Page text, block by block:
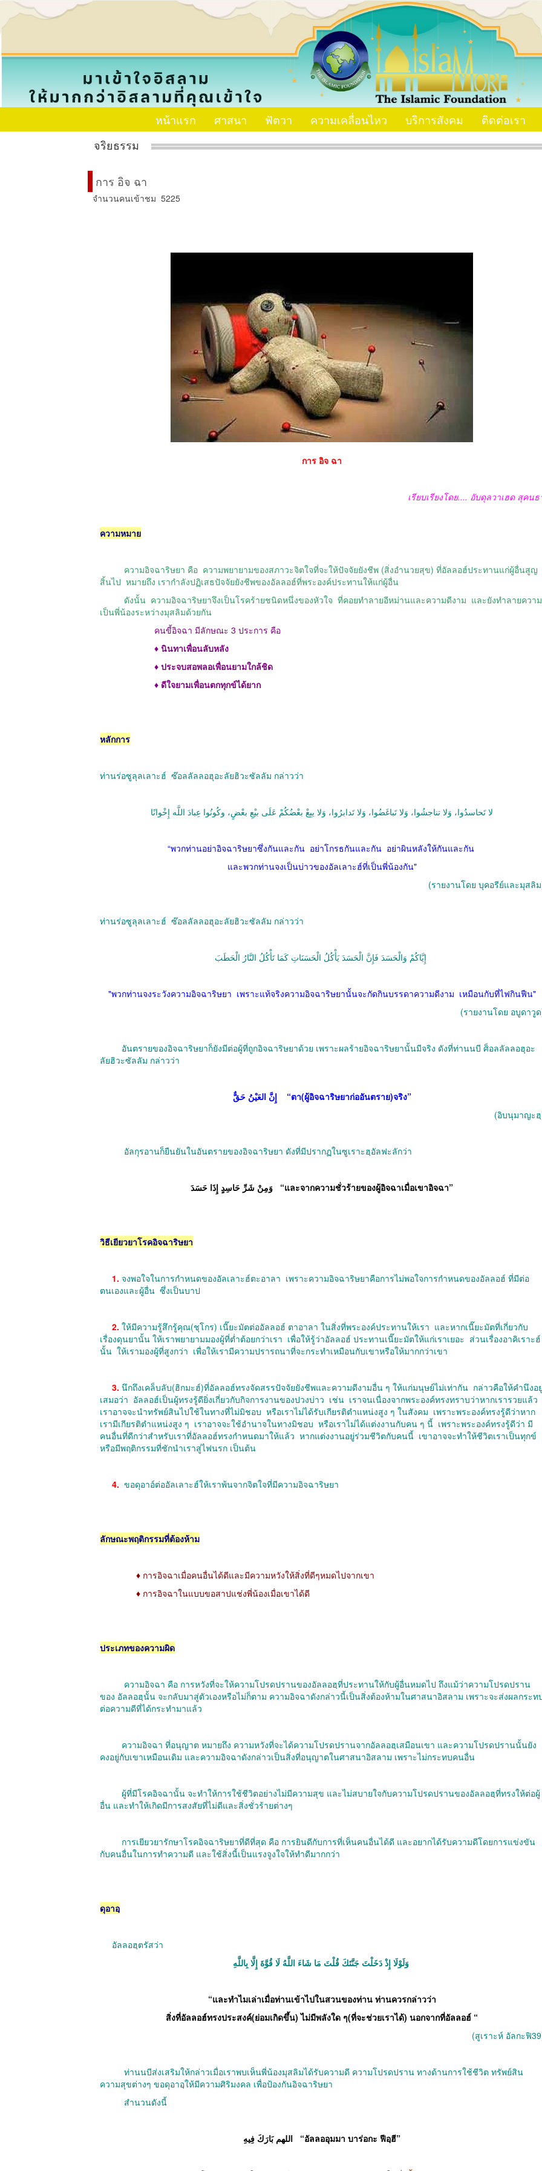
หน้าแรก ศาสนา ฟัตวา ความเคลื่อนไหว บริการสังคม
ติดต่อเรา
จริยธรรม
การ อิจ ฉา
จำนวนคนเข้าชม 5225
การ อิจ ฉา
เรียบเรียงโดย.... อับดุลวาเฮด สุคนธ
ความหมาย
ความอิจฉาริษยา คือ ความพยายามของสภาวะจิตใจที่จะให้ปัจจัยยังชีพ (สิ่งอำนวยสุข) ที่อัลลอฮ์ประทานแก่ผู้อื่นสูญ
สิ้นไป หมายถึง เรากำลังปฏิเสธปัจจัยยังชีพของอัลลอฮ์ที่พระองค์ประทานให้แก่ผู้อื่น
ดังนั้น ความอิจฉาริษยาจึงเป็นโรคร้ายชนิดหนึ่งของหัวใจ ที่คอยทำลายอีหม่านและความดีงาม และยังทำลายความ
เป็นพี่น้องระหว่างมุสลิมด้วยกัน
คนขี้อิจฉา มีลักษณะ 3 ประการ คือ
♦ นินทาเพื่อนลับหลัง
♦ ประจบสอพลอเพื่อนยามใกล้ชิด
♦ ดีใจยามเพื่อนตกทุกข์ได้ยาก
หลักการ
ท่านร่อซูลุลเลาะฮ์ ซ๊อลลัลลอฮุอะลัยฮิวะซัลลัม กล่าวว่า
لا تَحاسدُوا، وَلا تناجشُوا، وَلا تَباغَضُوا، وَلا تَدابرُوا، وَلا يبِعْ بعْضُكُمْ عَلَى بيْعِ بعْضٍ، وكُونُوا عِبادَ اللَّه إِخْوانًا
“พวกท่านอย่าอิจฉาริษยาซึ่งกันและกัน อย่าโกรธกันและกัน อย่าผินหลังให้กันและกัน
และพวกท่านจงเป็นบ่าวของอัลเลาะฮ์ที่เป็นพี่น้องกัน"
(รายงานโดย บุคอรีย์และมุสลิม
ท่านร่อซูลุลเลาะฮ์ ซ๊อลลัลลอฮุอะลัยฮิวะซัลลัม กล่าวว่า
إِيَّاكُمْ وَالْحَسَدَ فَإِنَّ الْحَسَدَ يَأْكُلُ الْحَسَنَاتِ كَمَا تَأْكُلُ النَّارُ الْحَطَبَ
"พวกท่านจงระวังความอิจฉาริษยา เพราะแท้จริงความอิจฉาริษยานั้นจะกัดกินบรรดาความดีงาม เหมือนกับที่ไฟกินฟืน"
(รายงานโดย อบูดาวูด
อันตรายของอิจฉาริษยาก็ยังมีต่อผู้ที่ถูกอิจฉาริษยาด้วย เพราะผลร้ายอิจฉาริษยานั้นมีจริง ดังที่ท่านนบี ศ็อลลัลลอฮุอะ
ลัยฮิวะซัลลัม กล่าวว่า
إِنَّ العَيْنُ حَقٌّ “ตา(ผู้อิจฉาริษยาก่ออันตราย)จริง”
(อิบนุมาญะฮฺ
อัลกุรอานก็ยืนยันในอันตรายของอิจฉาริษยา ดังที่มีปรากฏในซูเราะฮฺอัลฟะลักว่า
وَمِنْ شَرِّ حَاسِدٍ إِذَا حَسَدَ “และจากความชั่วร้ายของผู้อิจฉาเมื่อเขาอิจฉา”
วิธีเยียวยาโรคอิจฉาริษยา
1. จงพอใจในการกำหนดของอัลเลาะฮ์ตะอาลา เพราะความอิจฉาริษยาคือการไม่พอใจการกำหนดของอัลลอฮ์ ที่มีต่อ
ตนเองและผู้อื่น ซึ่งเป็นบาป
2. ให้มีความรู้สึกรู้คุณ(ชุโกร) เนี๊ยะมัตต่ออัลลอฮ์ ตาอาลา ในสิ่งที่พระองค์ประทานให้เรา และหากเนี๊ยะมัตที่เกี่ยวกับ
เรื่องดุนยานั้น ให้เราพยายามมองผู้ที่ต่ำต้อยกว่าเรา เพื่อให้รู้ว่าอัลลอฮ์ ประทานเนี๊ยะมัตให้แก่เราเยอะ ส่วนเรื่องอาคิเราะฮ์
นั้น ให้เรามองผู้ที่สูงกว่า เพื่อให้เรามีความปรารถนาที่จะกระทำเหมือนกับเขาหรือให้มากกว่าเขา
3. นึกถึงเคล็บลับ(ฮิกมะฮ์)ที่อัลลอฮ์ทรงจัดสรรปัจจัยยังชีพและความดีงามอื่น ๆ ให้แก่มนุษย์ไม่เท่ากัน กล่าวคือให้คำนึงอ
เสมอว่า อัลลอฮ์เป็นผู้ทรงรู้ดียิ่งเกี่ยวกับกิจการงานของปวงบ่าว เช่น เราจนเนื่องจากพระองค์ทรงทราบว่าหากเรารวยแล้ว
เราอาจจะนำทรัพย์สินไปใช้ในทางที่ไม่มิชอบ หรือเราไม่ได้รับเกียรติตำแหน่งสูง ๆ ในสังคม เพราะพระองค์ทรงรู้ดีว่าหาก
เรามีเกียรติตำแหน่งสูง ๆ เราอาจจะใช้อำนาจในทางมิชอบ หรือเราไม่ได้แต่งงานกับคน ๆ นี้ เพราะพระองค์ทรงรู้ดีว่า มี
คนอื่นที่ดีกว่าสำหรับเราที่อัลลอฮ์ทรงกำหนดมาให้แล้ว หากแต่งงานอยู่ร่วมชีวิตกับคนนี้ เขาอาจจะทำให้ชีวิตเราเป็นทุกข์
หรือมีพฤติกรรมที่ชักนำเราสู่ไฟนรก เป็นต้น
4. ขอดุอาอ์ต่ออัลเลาะฮ์ให้เราพ้นจากจิตใจที่มีความอิจฉาริษยา
ลักษณะพฤติกรรมที่ต้องห้าม
♦ การอิจฉาเมื่อคนอื่นได้ดีและมีความหวังให้สิ่งที่ดีๆหมดไปจากเขา
♦ การอิจฉาในแบบขอสาปแช่งพี่น้องเมื่อเขาได้ดี
ประเภทของความผิด
ความอิจฉา คือ การหวังที่จะให้ความโปรดปรานของอัลลอฮฺที่ประทานให้กับผู้อื่นหมดไป ถึงแม้ว่าความโปรดปราน
ของ อัลลอฮฺนั้น จะกลับมาสู่ตัวเองหรือไม่ก็ตาม ความอิจฉาดังกล่าวนี้เป็นสิ่งต้องห้ามในศาสนาอิสลาม เพราะจะส่งผลกระท
ต่อความดีที่ได้กระทำมาแล้ว
ความอิจฉา ที่อนุญาต หมายถึง ความหวังที่จะได้ความโปรดปรานจากอัลลอฮฺเสมือนเขา และความโปรดปรานนั้นยัง
คงอยู่กับเขาเหมือนเดิม และความอิจฉาดังกล่าวเป็นสิ่งที่อนุญาตในศาสนาอิสลาม เพราะไม่กระทบคนอื่น
ผู้ที่มีโรคอิจฉานั้น จะทำให้การใช้ชีวิตอย่างไม่มีความสุข และไม่สบายใจกับความโปรดปรานของอัลลอฮฺที่ทรงให้ต่อผู้
อื่น และทำให้เกิดมีการสงสัยที่ไม่ดีและสิ่งชั่วร้ายต่างๆ
การเยียวยารักษาโรคอิจฉาริษยาที่ดีที่สุด คือ การยินดีกับการที่เห็นคนอื่นได้ดี และอยากได้รับความดีโดยการแข่งขัน
กับคนอื่นในการทำความดี และใช้สิ่งนี้เป็นแรงจูงใจให้ทำดีมากกว่า
ดุอาอฺ
อัลลอฮฺตรัสว่า
وَلَوْلَا إِذْ دَخَلْتَ جَنَّتَكَ قُلْتَ مَا شَاءَ اللَّهُ لَا قُوَّةَ إِلَّا بِاللَّهِ
“และทำไมเล่าเมื่อท่านเข้าไปในสวนของท่าน ท่านควรกล่าวว่า
สิ่งที่อัลลอฮ์ทรงประสงค์(ย่อมเกิดขึ้น)ไม่มีพลังใด ๆ(ที่จะช่วยเราได้)นอกจากที่อัลลอฮ์ “
(สูเราะห์ อัลกะฟิ
ท่านนบีส่งเสริมให้กล่าวเมื่อเราพบเห็นพี่น้องมุสลิมได้รับความดี ความโปรดปราน ทางด้านการใช้ชีวิต ทรัพย์สิน
ความสุขต่างๆ ขอดุอาอฺให้มีความศิริมงคล เพื่อป้องกันอิจฉาริษยา
สำนวนดังนี้
“อัลลออุมมา บาร่อกะ ฟีอฺฮี”